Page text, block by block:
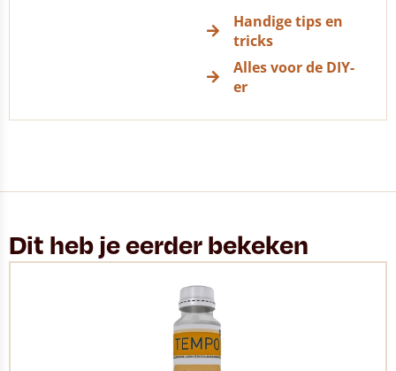
Handige tips en
tricks
Alles voor de DIY-
er
Dit heb je eerder bekeken